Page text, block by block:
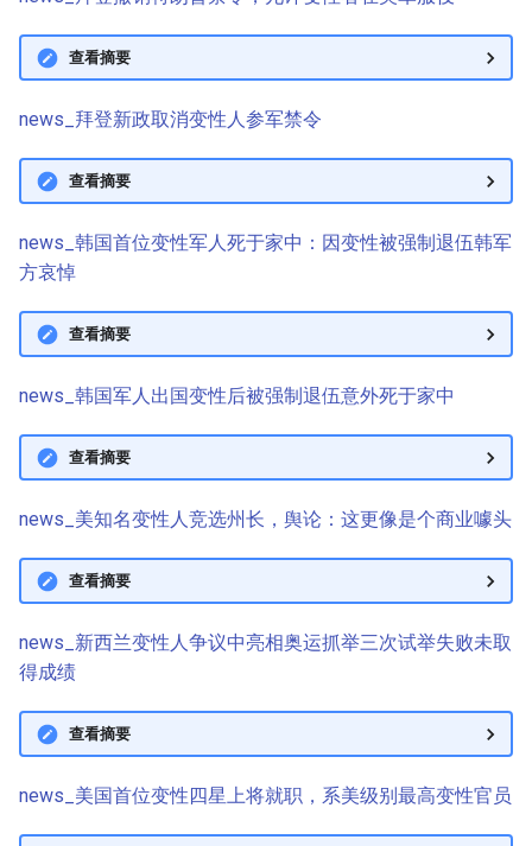
查看摘要
news_拜登新政取消变性人参军禁令
查看摘要
news_韩国首位变性军人死于家中：因变性被强制退伍韩军
方哀悼
查看摘要
news_韩国军人出国变性后被强制退伍意外死于家中
查看摘要
news_美知名变性人竞选州长，舆论：这更像是个商业噱头
查看摘要
news_新西兰变性人争议中亮相奥运抓举三次试举失败未取
得成绩
查看摘要
news_美国首位变性四星上将就职，系美级别最高变性官员